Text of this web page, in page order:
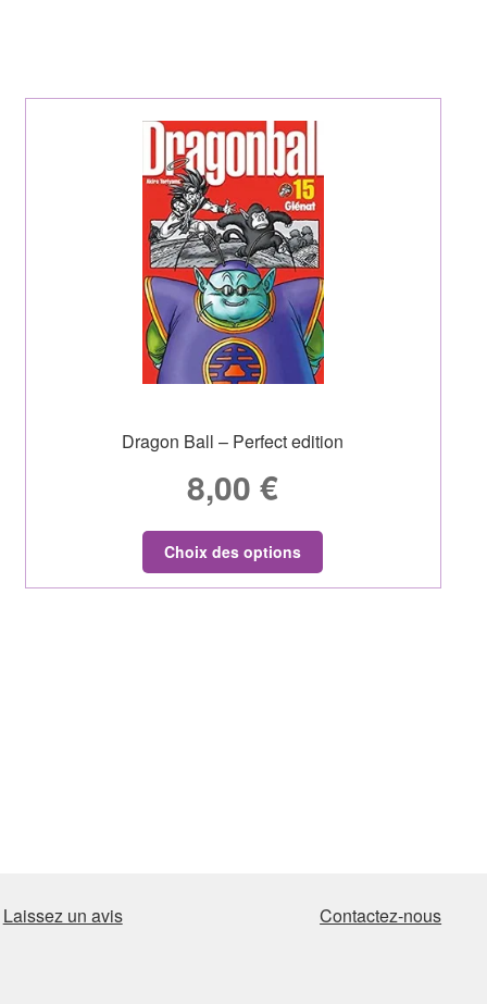
Dragon Ball – Perfect edition
8,00€
Choix des options
Laissez un avis Contactez-nous